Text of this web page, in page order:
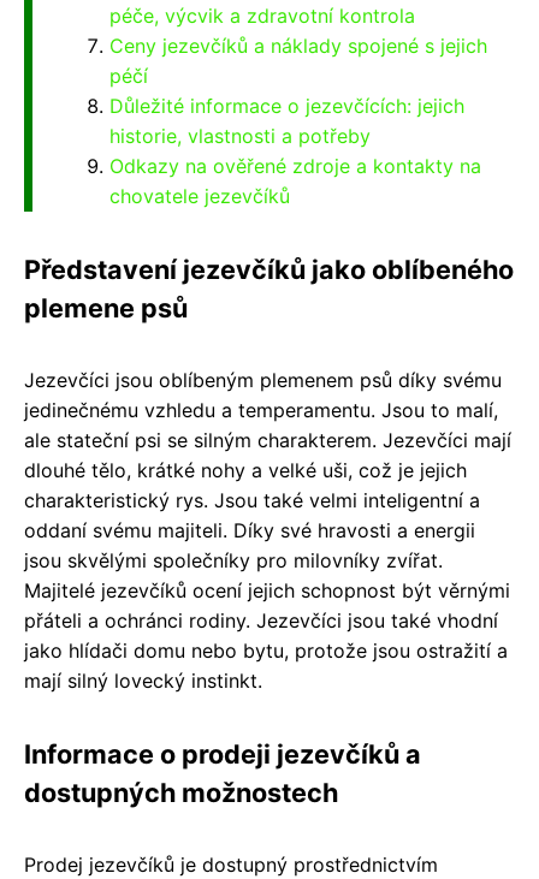
péče, výcvik a zdravotní kontrola
Ceny jezevčíků a náklady spojené s jejich
péčí
Důležité informace o jezevčících: jejich
historie, vlastnosti a potřeby
Odkazy na ověřené zdroje a kontakty na
chovatele jezevčíků
Představení jezevčíků jako oblíbeného
plemene psů
Jezevčíci jsou oblíbeným plemenem psů díky svému
jedinečnému vzhledu a temperamentu. Jsou to malí,
ale stateční psi se silným charakterem. Jezevčíci mají
dlouhé tělo, krátké nohy a velké uši, což je jejich
charakteristický rys. Jsou také velmi inteligentní a
oddaní svému majiteli. Díky své hravosti a energii
jsou skvělými společníky pro milovníky zvířat.
Majitelé jezevčíků ocení jejich schopnost být věrnými
přáteli a ochránci rodiny. Jezevčíci jsou také vhodní
jako hlídači domu nebo bytu, protože jsou ostražití a
mají silný lovecký instinkt.
Informace o prodeji jezevčíků a
dostupných možnostech
Prodej jezevčíků je dostupný prostřednictvím